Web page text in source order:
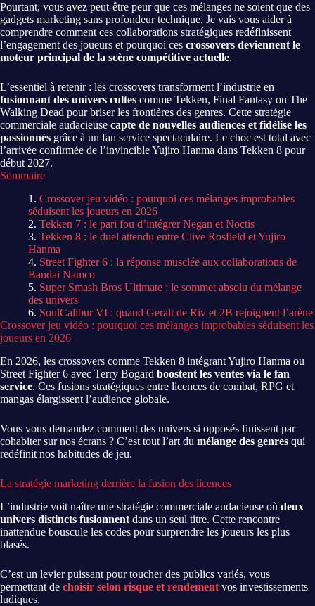
Pourtant, vous avez peut-être peur que ces mélanges ne soient que des
gadgets marketing sans profondeur technique. Je vais vous aider à
comprendre comment ces collaborations stratégiques redéfinissent
l’engagement des joueurs et pourquoi ces crossovers deviennent le
moteur principal de la scène compétitive actuelle.
L’essentiel à retenir : les crossovers transforment l’industrie en
fusionnant des univers cultes comme Tekken, Final Fantasy ou The
Walking Dead pour briser les frontières des genres. Cette stratégie
commerciale audacieuse capte de nouvelles audiences et fidélise les
passionnés grâce à un fan service spectaculaire. Le choc est total avec
l’arrivée confirmée de l’invincible Yujiro Hanma dans Tekken 8 pour
début 2027.
Sommaire
Crossover jeu vidéo : pourquoi ces mélanges improbables
séduisent les joueurs en 2026
Tekken 7 : le pari fou d’intégrer Negan et Noctis
Tekken 8 : le duel attendu entre Clive Rosfield et Yujiro
Hanma
Street Fighter 6 : la réponse musclée aux collaborations de
Bandai Namco
Super Smash Bros Ultimate : le sommet absolu du mélange
des univers
SoulCalibur VI : quand Geralt de Riv et 2B rejoignent l’arène
Crossover jeu vidéo : pourquoi ces mélanges improbables séduisent les
joueurs en 2026
En 2026, les crossovers comme Tekken 8 intégrant Yujiro Hanma ou
Street Fighter 6 avec Terry Bogard boostent les ventes via le fan
service. Ces fusions stratégiques entre licences de combat, RPG et
mangas élargissent l’audience globale.
Vous vous demandez comment des univers si opposés finissent par
cohabiter sur nos écrans ? C’est tout l’art du mélange des genres qui
redéfinit nos habitudes de jeu.
La stratégie marketing derrière la fusion des licences
L’industrie voit naître une stratégie commerciale audacieuse où deux
univers distincts fusionnent dans un seul titre. Cette rencontre
inattendue bouscule les codes pour surprendre les joueurs les plus
blasés.
C’est un levier puissant pour toucher des publics variés, vous
permettant de choisir selon risque et rendement vos investissements
ludiques.